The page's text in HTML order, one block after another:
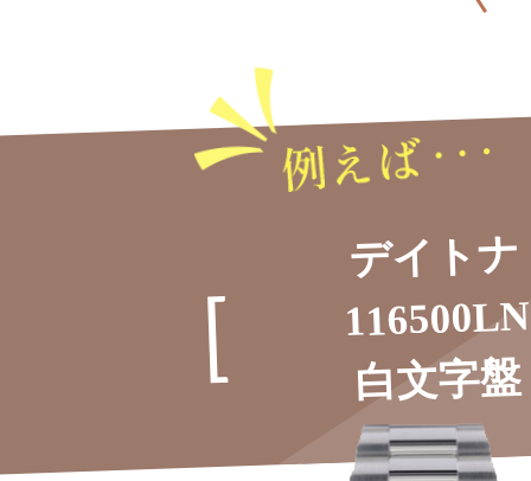
デイトナ
116500LN
白文字盤